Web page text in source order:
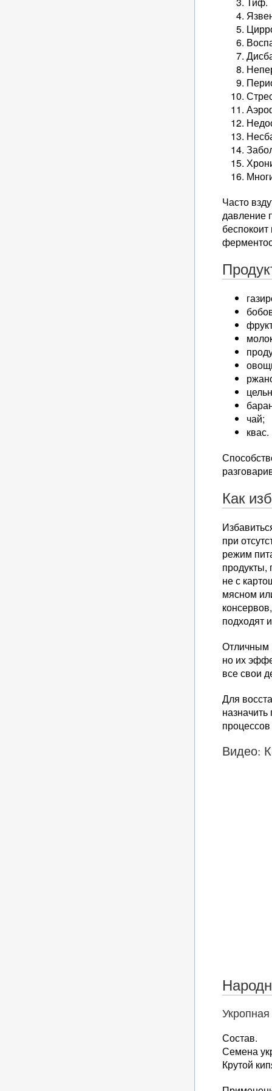
Часто
давление
чай;
квас.
Как
при
режим
не с
мясном
подходят
Отличным
но их
все свои
Для
Видео:
Состав.
Семена
Крутой